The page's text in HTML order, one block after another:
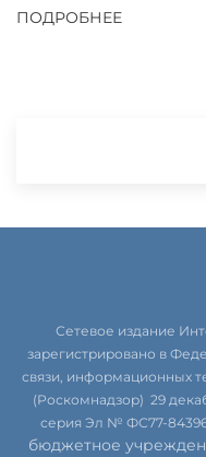
ПОДРОБНЕЕ
Сетевое издание
зарегистрировано в
связи, информационных
(Роскомнадзор) 29
серия Эл № ФС77-
бюджетное